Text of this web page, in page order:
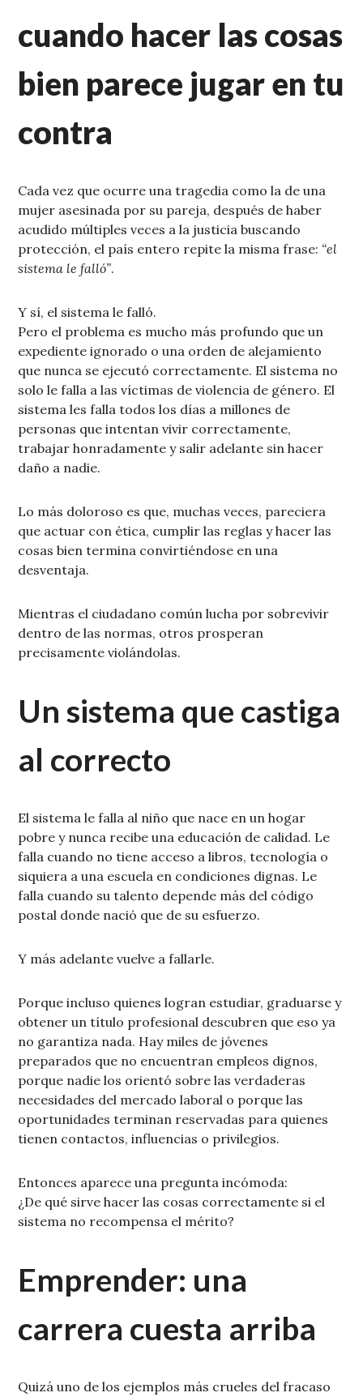
cuando hacer las cosas
bien parece jugar en tu
contra
Cada vez que ocurre una tragedia como la de una
mujer asesinada por su pareja, después de haber
acudido múltiples veces a la justicia buscando
protección, el país entero repite la misma frase: “el
sistema le falló”.
Y sí, el sistema le falló.
Pero el problema es mucho más profundo que un
expediente ignorado o una orden de alejamiento
que nunca se ejecutó correctamente. El sistema no
solo le falla a las víctimas de violencia de género. El
sistema les falla todos los días a millones de
personas que intentan vivir correctamente,
trabajar honradamente y salir adelante sin hacer
daño a nadie.
Lo más doloroso es que, muchas veces, pareciera
que actuar con ética, cumplir las reglas y hacer las
cosas bien termina convirtiéndose en una
desventaja.
Mientras el ciudadano común lucha por sobrevivir
dentro de las normas, otros prosperan
precisamente violándolas.
Un sistema que castiga
al correcto
El sistema le falla al niño que nace en un hogar
pobre y nunca recibe una educación de calidad. Le
falla cuando no tiene acceso a libros, tecnología o
siquiera a una escuela en condiciones dignas. Le
falla cuando su talento depende más del código
postal donde nació que de su esfuerzo.
Y más adelante vuelve a fallarle.
Porque incluso quienes logran estudiar, graduarse y
obtener un título profesional descubren que eso ya
no garantiza nada. Hay miles de jóvenes
preparados que no encuentran empleos dignos,
porque nadie los orientó sobre las verdaderas
necesidades del mercado laboral o porque las
oportunidades terminan reservadas para quienes
tienen contactos, influencias o privilegios.
Entonces aparece una pregunta incómoda:
¿De qué sirve hacer las cosas correctamente si el
sistema no recompensa el mérito?
Emprender: una
carrera cuesta arriba
Quizá uno de los ejemplos más crueles del fracaso